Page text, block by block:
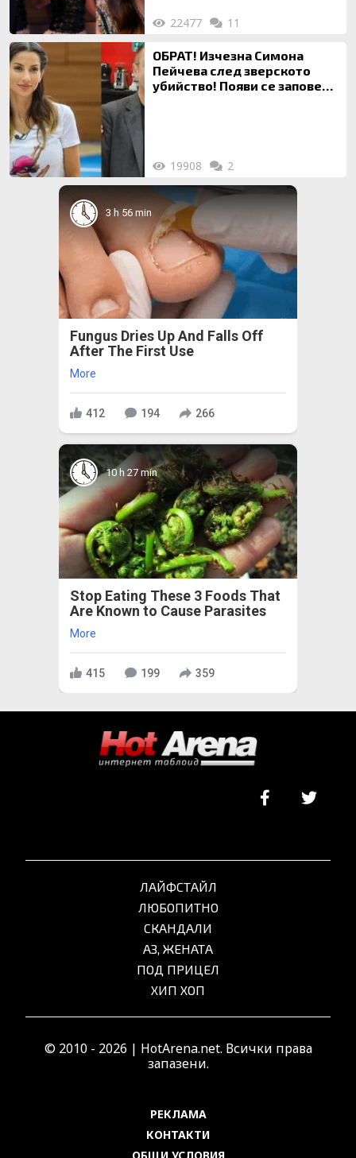
22477 11
ОБРАТ! Изчезна Симона
Пейчева след зверското
убийство! Появи се заповед
19908 2
3 h 56 min
Fungus Dries Up And Falls Off
After The First Use
More
412 194 266
10 h 27 min
Stop Eating These 3 Foods That
Are Known to Cause Parasites
More
415 199 359
ЛАЙФСТАЙЛ
ЛЮБОПИТНО
СКАНДАЛИ
АЗ, ЖЕНАТА
ПОД ПРИЦЕЛ
ХИП ХОП
© 2010 - 2026 | HotArena.net. Всички права
запазени.
РЕКЛАМА
КОНТАКТИ
ОБЩИ УСЛОВИЯ